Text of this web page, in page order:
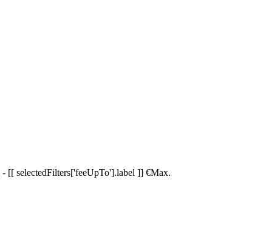
- [[ selectedFilters['feeUpTo'].label ]] €Max.